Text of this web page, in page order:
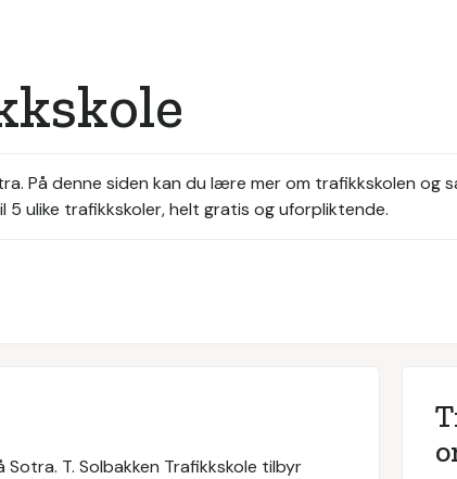
På denne siden kan du lære mer om trafikkskolen og
ulike trafikkskoler, helt gratis og uforpliktende.
Sotra. T. Solbakken Trafikkskole tilbyr